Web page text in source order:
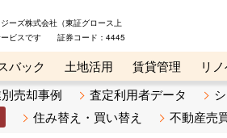
ーズ株式会社（東証グロース上
ービスです 証券コード：4445
バック 土地活用 賃貸管理 リ
ライン講座 リビンマガジンBiz 不
売却事例 査定利用者データ
住み替え・買い替え 不動産売